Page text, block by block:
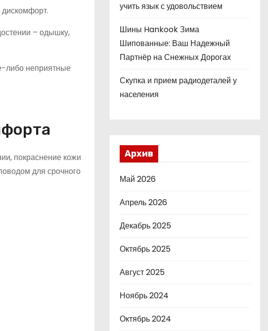
– одышку,
либо неприятные
покраснение кожи
для срочного
учить язык с удовольствием
Шины Hankook Зима
Шипованные: Ваш Надежный
Партнёр на Снежных Дорогах
Скупка и прием радиодеталей у
населения
Архив
Май 2026
Апрель 2026
Декабрь 2025
Октябрь 2025
Август 2025
Ноябрь 2024
Октябрь 2024